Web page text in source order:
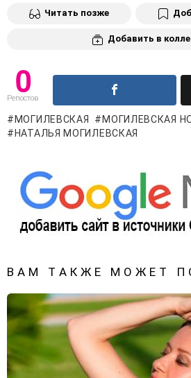
Читать позже
Добавить в
0
Репостов
МОГИЛЕВСКАЯ
МОГИЛЕВСКАЯ
НАТАЛЬЯ МОГИЛЕВСКАЯ
ВАМ ТАКЖЕ МОЖЕТ